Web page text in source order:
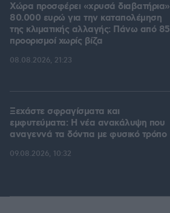
Χώρα προσφέρει «χρυσά διαβατήρια»
80.000 ευρώ για την καταπολέμηση
της κλιματικής αλλαγής: Πάνω από 85
προορισμοί χωρίς βίζα
08.08.2026, 21:23
Ξεχάστε σφραγίσματα και
εμφυτεύματα: Η νέα ανακάλυψη που
αναγεννά τα δόντια με φυσικό τρόπο
09.08.2026, 10:32